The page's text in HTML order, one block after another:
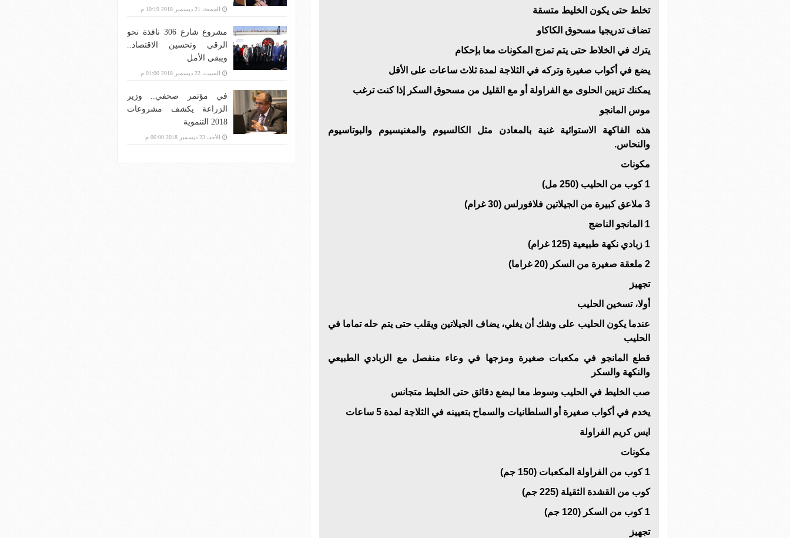
تخلط حتى يكون الخليط متسقة
تضاف تدريجيا مسحوق الكاكاو
يترك في الخلاط حتى يتم تمزج المكونات معا بإحكام
يضع في أكواب صغيرة وتركه في الثلاجة لمدة ثلاث ساعات على الأقل
يمكنك تزيين الحلوى مع الفراولة أو مع القليل من مسحوق السكر إذا كنت ترغب
موس المانجو
هذه الفاكهة الاستوائية غنية بالمعادن مثل الكالسيوم والمغنيسيوم والبوتاسيوم
والنحاس.
مكونات
1 كوب من الحليب (250 مل)
3 ملاعق كبيرة من الجيلاتين فلافورلس (30 غرام)
1 المانجو الناضج
1 زبادي نكهة طبيعية (125 غرام)
2 ملعقة صغيرة من السكر (20 غراما)
تجهيز
أولا، تسخين الحليب
عندما يكون الحليب على وشك أن يغلي، يضاف الجيلاتين ويقلب حتى يتم حله تماما في
الحليب
قطع المانجو في مكعبات صغيرة ومزجها في وعاء منفصل مع الزبادي الطبيعي
والنكهة والسكر
صب الخليط في الحليب وسوط معا لبضع دقائق حتى الخليط متجانس
يخدم في أكواب صغيرة أو السلطانيات والسماح بتعيينه في الثلاجة لمدة 5 ساعات
ايس كريم الفراولة
مكونات
1 كوب من الفراولة المكعبات (150 جم)
كوب من القشدة الثقيلة (225 جم)
1 كوب من السكر (120 جم)
تجهيز
الجمعة، 21 ديسمبر 2018 10:19 م
مشروع شارع 306 نافذة نحو
الرقي وتحسين الاقتصاد..
ويبقى الأمل
السبت، 22 ديسمبر 2018 01:00 م
في مؤتمر صحفي.. وزير
الزراعة يكشف مشروعات
2018 التنموية
الأحد، 23 ديسمبر 2018 06:00 م